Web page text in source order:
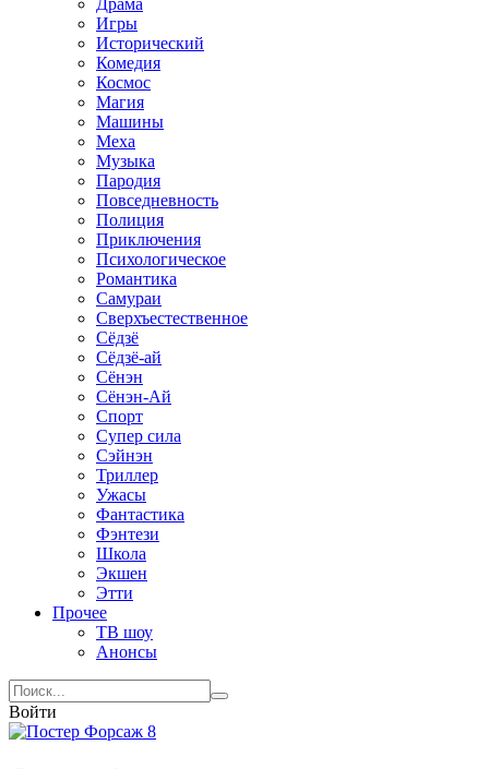
Драма
Игры
Исторический
Комедия
Космос
Магия
Машины
Меха
Музыка
Пародия
Повседневность
Полиция
Приключения
Психологическое
Романтика
Самураи
Сверхъестественное
Сёдзё
Сёдзё-ай
Сёнэн
Сёнэн-Ай
Спорт
Супер сила
Сэйнэн
Триллер
Ужасы
Фантастика
Фэнтези
Школа
Экшен
Этти
Прочее
ТВ шоу
Анонсы
Войти